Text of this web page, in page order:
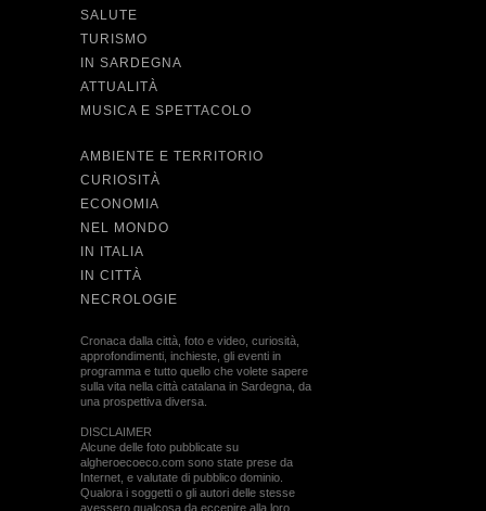
SALUTE
TURISMO
IN SARDEGNA
ATTUALITÀ
MUSICA E SPETTACOLO
AMBIENTE E TERRITORIO
CURIOSITÀ
ECONOMIA
NEL MONDO
IN ITALIA
IN CITTÀ
NECROLOGIE
Cronaca dalla città, foto e video, curiosità,
approfondimenti, inchieste, gli eventi in
programma e tutto quello che volete sapere
sulla vita nella città catalana in Sardegna, da
una prospettiva diversa.
DISCLAIMER
Alcune delle foto pubblicate su
algheroecoeco.com sono state prese da
Internet, e valutate di pubblico dominio.
Qualora i soggetti o gli autori delle stesse
avessero qualcosa da eccepire alla loro